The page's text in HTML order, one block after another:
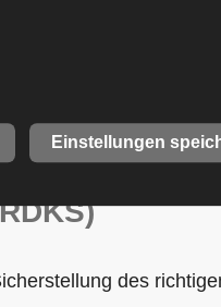
Einstellungen
des